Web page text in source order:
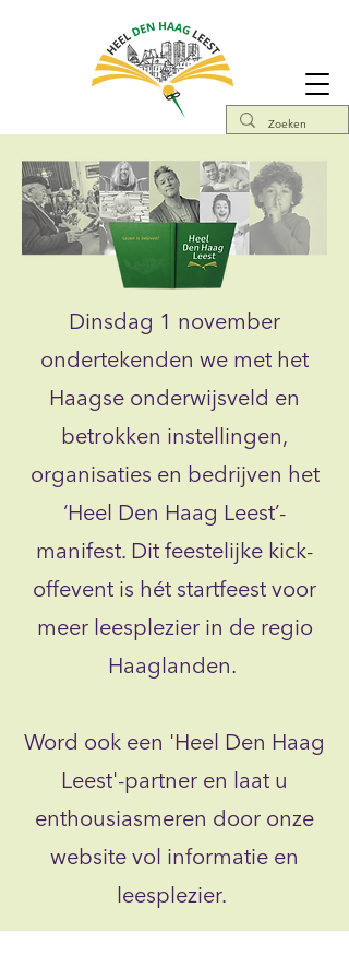
​​Dinsdag 1 november
ondertekenden we met het
Haagse onderwijsveld en
betrokken instellingen,
organisaties en bedrijven het
‘Heel Den Haag Leest’-
manifest. Dit feestelijke kick-
offevent is hét startfeest voor
meer leesplezier in de regio
Haaglanden.
Word ook een 'Heel Den Haag
Leest'-partner en laat u
enthousiasmeren door onze
website vol informatie en
leesplezier.